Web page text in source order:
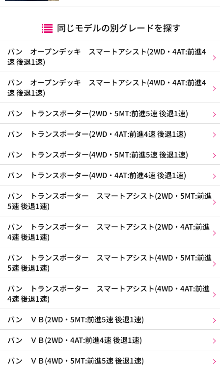
同じモデルの別グレードを探す
バン オープンデッキ スマートアシスト(2WD・4AT:前進4
速 後退1速)
バン オープンデッキ スマートアシスト(4WD・4AT:前進4
速 後退1速)
バン トランスポーター(2WD・5MT:前進5速 後退1速)
バン トランスポーター(2WD・4AT:前進4速 後退1速)
バン トランスポーター(4WD・5MT:前進5速 後退1速)
バン トランスポーター(4WD・4AT:前進4速 後退1速)
バン トランスポーター スマートアシスト(2WD・5MT:前進
5速 後退1速)
バン トランスポーター スマートアシスト(2WD・4AT:前進
4速 後退1速)
バン トランスポーター スマートアシスト(4WD・5MT:前進
5速 後退1速)
バン トランスポーター スマートアシスト(4WD・4AT:前進
4速 後退1速)
バン ＶＢ(2WD・5MT:前進5速 後退1速)
バン ＶＢ(2WD・4AT:前進4速 後退1速)
バン ＶＢ(4WD・5MT:前進5速 後退1速)